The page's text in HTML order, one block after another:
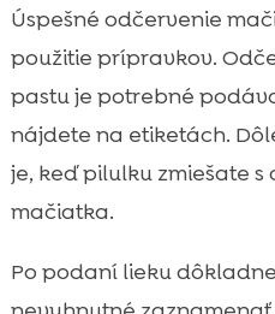
Úspešné odčervenie
použitie prípravkov.
pastu je potrebné
nájdete na etiketách.
je, keď pilulku zmiešate
mačiatka.
Po podaní lieku